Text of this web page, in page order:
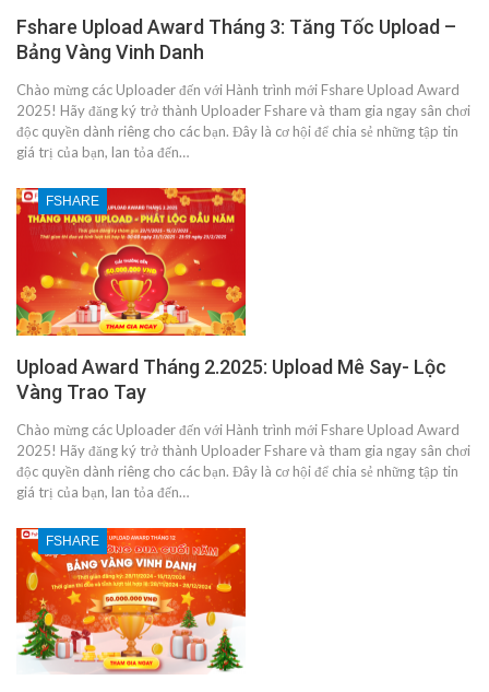
Fshare Upload Award Tháng 3: Tăng Tốc Upload –
Bảng Vàng Vinh Danh
Chào mừng các Uploader đến với Hành trình mới Fshare Upload Award
2025! Hãy đăng ký trở thành Uploader Fshare và tham gia ngay sân chơi
độc quyền dành riêng cho các bạn. Đây là cơ hội để chia sẻ những tập tin
giá trị của bạn, lan tỏa đến…
FSHARE
Upload Award Tháng 2.2025: Upload Mê Say- Lộc
Vàng Trao Tay
Chào mừng các Uploader đến với Hành trình mới Fshare Upload Award
2025! Hãy đăng ký trở thành Uploader Fshare và tham gia ngay sân chơi
độc quyền dành riêng cho các bạn. Đây là cơ hội để chia sẻ những tập tin
giá trị của bạn, lan tỏa đến…
FSHARE